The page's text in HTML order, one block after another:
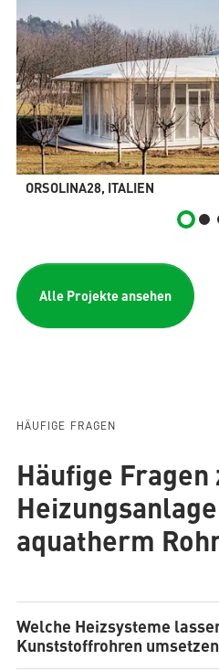
ORSOLINA28, ITALIEN
Alle Projekte ansehen
HÄUFIGE FRAGEN
Häufige Fragen
aquatherm
Welche Heizsysteme
Kunststoffrohren